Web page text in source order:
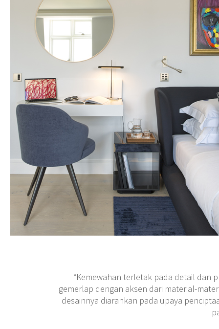
“Kemewahan terletak pada detail dan
gemerlap dengan aksen dari material-
desainnya diarahkan pada upaya